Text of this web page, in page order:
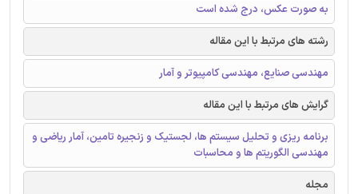
به صورت عکس، درج شده است
رشته های مرتبط با این مقاله
مهندسی صنایع، مهندسی کامپیوتر و آمار
گرایش های مرتبط با این مقاله
برنامه ریزی و تحلیل سیستم ها، لجستیک و زنجیره تامین، آمار ریاضی و
مهندسی الگوریتم ها و محاسبات
مجله